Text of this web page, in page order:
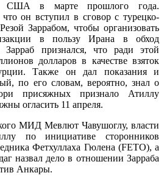
США в марте прошлого года.
он вступил в сговор с турецко-
Заррабом, чтобы организовать
в пользу Ирана в обход
Зарраб признался, что ради этой
долларов в качестве взяток
Также он дал показания и
по его словам, вероятно, знал о
присяжных признало Атиллу
огласить 11 апреля.
МИД Мевлют Чавушоглу, власти
по инициативе сторонников
Фетхуллаха Гюлена (FETO), а
назвал дело в отношении Зарраба
Анкары.